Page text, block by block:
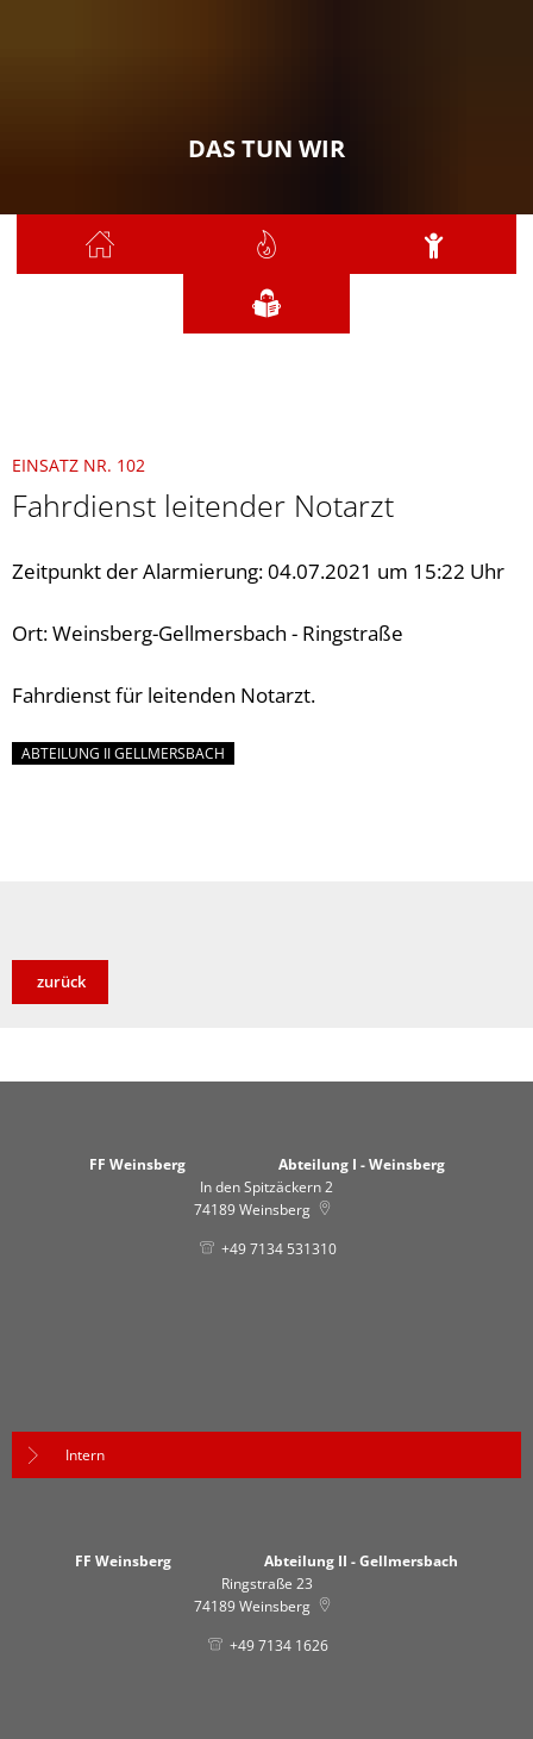
DAS TUN WIR
EINSATZ NR. 102
Fahrdienst leitender Notarzt
Zeitpunkt der Alarmierung: 04.07.2021 um 15:22 Uhr
Ort: Weinsberg-Gellmersbach - Ringstraße
Fahrdienst für leitenden Notarzt.
ABTEILUNG II GELLMERSBACH
zurück
FF Weinsberg Abteilung I - Weinsberg
In den Spitzäckern 2
74189Weinsberg
+49 7134 531310
Intern
FF Weinsberg Abteilung II - Gellmersbach
Ringstraße 23
74189Weinsberg
+49 7134 1626